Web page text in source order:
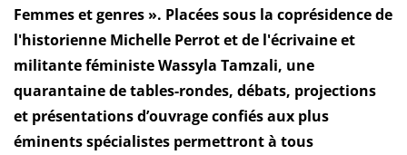
Femmes et genres ». Placées sous la coprésidence de
l'historienne Michelle Perrot et de l'écrivaine et
militante féministe Wassyla Tamzali, une
quarantaine de tables-rondes, débats, projections
et présentations d’ouvrage confiés aux plus
éminents spécialistes permettront à tous